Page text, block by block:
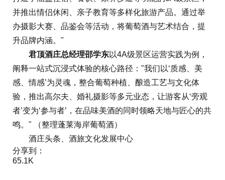
并推出情侣休闲、亲子教育等多样化旅游产品。通过举
办摄影大赛、品鉴会等活动，将葡萄酒与艺术结合，提
升品牌内涵。"
君顶酒庄总经理邵学东以4A级景区运营实践为例，
阐释一站式沉浸式体验的核心路径："我们以‘质感、美
感、情感’为灵魂，整合葡萄种植、酿造工艺与文化体
验，推出高尔夫、婚礼摄影等多元业态，让游客从‘旁观
者’变为‘参与者’，在品味美酒的同时领略天地与匠心的共
鸣。" （整理蓬莱海岸葡萄酒）
酒庄头条、酒旅文化发展中心
分享到：
65.1K